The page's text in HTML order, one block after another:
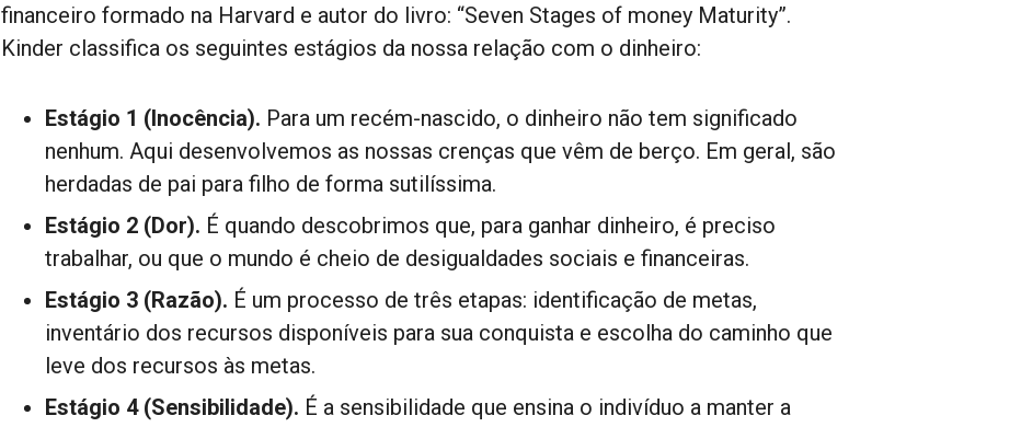
financeiro formado na Harvard e autor do livro: “Seven Stages of money Maturity”.
Kinder classifica os seguintes estágios da nossa relação com o dinheiro:
Estágio 1 (Inocência). Para um recém-nascido, o dinheiro não tem significado
nenhum. Aqui desenvolvemos as nossas crenças que vêm de berço. Em geral, são
herdadas de pai para filho de forma sutilíssima.
Estágio 2 (Dor). É quando descobrimos que, para ganhar dinheiro, é preciso
trabalhar, ou que o mundo é cheio de desigualdades sociais e financeiras.
Estágio 3 (Razão). É um processo de três etapas: identificação de metas,
inventário dos recursos disponíveis para sua conquista e escolha do caminho que
leve dos recursos às metas.
Estágio 4 (Sensibilidade). É a sensibilidade que ensina o indivíduo a manter a